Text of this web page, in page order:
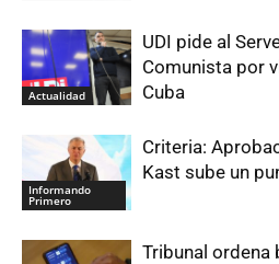
Actualidad
UDI pide al
Comunista por
Cuba
Informando
Primero
Criteria:
Kast sube un
Tribunal